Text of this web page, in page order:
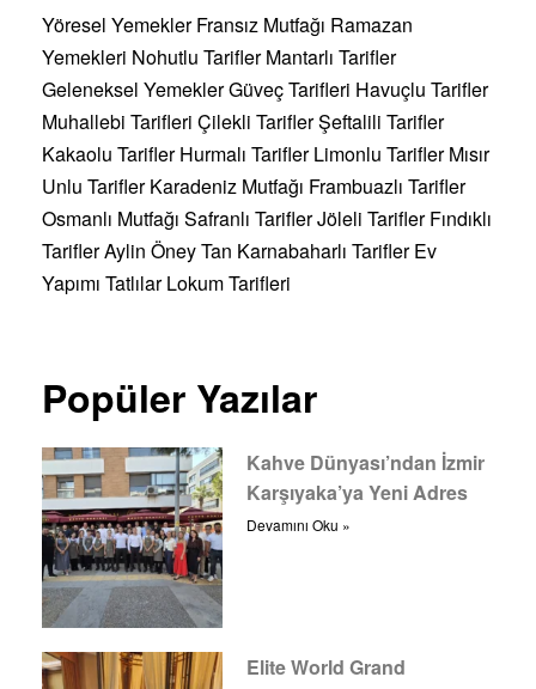
Yöresel Yemekler Fransız Mutfağı Ramazan
Yemekleri Nohutlu Tarifler Mantarlı Tarifler
Geleneksel YemeklerGüveç Tarifleri Havuçlu Tarifler
Muhallebi Tarifleri Çilekli TariflerŞeftalili Tarifler
Kakaolu Tarifler Hurmalı Tarifler Limonlu Tarifler Mısır
Unlu Tarifler Karadeniz Mutfağı Frambuazlı Tarifler
Osmanlı Mutfağı Safranlı TariflerJöleli Tarifler Fındıklı
TariflerAylin Öney Tan Karnabaharlı Tarifler Ev
Yapımı Tatlılar Lokum Tarifleri
Popüler Yazılar
Kahve Dünyası’ndan İzmir
Karşıyaka’ya Yeni Adres
Devamını Oku »
Elite World Grand